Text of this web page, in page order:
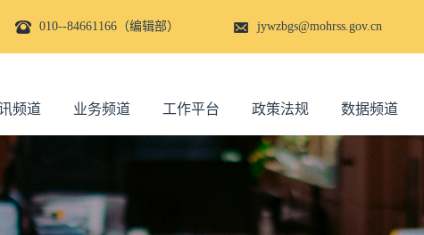
010--84661166（编辑部） jywzbgs@mohrss.gov.cn
频道 业务频道 工作平台 政策法规 数据频道